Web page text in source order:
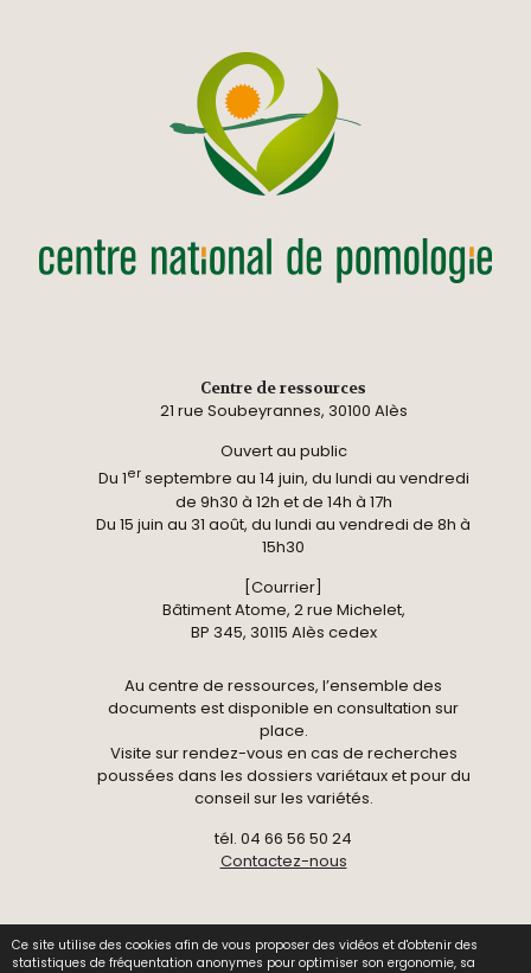
Ce site utilise des cookies afin de vous proposer des vidéos et d'obtenir des
statistiques de fréquentation anonymes pour optimiser son ergonomie, sa
Centre de ressources
21 rue Soubeyrannes, 30100 Alès
Ouvert au public
Du 1erseptembre au 14 juin, du lundi au vendredi
de 9h30 à 12h et de 14h à 17h
Du 15 juin au 31 août, du lundi au vendredi de 8h à
15h30
[Courrier]
Bâtiment Atome, 2 rue Michelet,
BP 345, 30115 Alès cedex
Au centre de ressources, l’ensemble des
documents est disponible en consultation sur
place.
Visite sur rendez-vous en cas de recherches
poussées dans les dossiers variétaux et pour du
conseil sur les variétés.
tél. 04 66 56 50 24
Contactez-nous
© 2026 Centre National de Pomologie -Données